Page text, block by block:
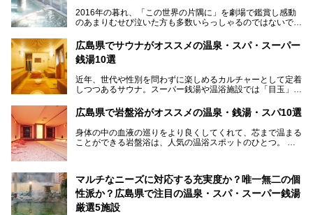
モン、全国にファンが多い広島風お好み焼きなどのグルメも
充実。
銭湯をご紹介します。
2016年の暮れ、「この世界の片隅に」を劇場で鑑賞し感動
のあまりむせび泣いた方も多数いらっしゃるのではないでし
あの夏のヒロシマを生きた主人公すずさんの笑顔が、今もど
こかに輝きつづけていることをふと思い浮かべます。
そんな映画の舞台となった広島県呉市を中心に、広島のおす
広島県でサウナがオススメの温泉・スパ・スーパー
銭湯10選
近年、世代や性別を問わずに楽しめるカルチャーとして定着
しつつあるサウナ。スーパー銭湯や温浴施設では「目玉」と
わりと身体の内部を温めて発汗を促すサウナは、リフレッシ
ュ効果はもちろん、代謝が高まり健康や美容にも良い影響が
期待されます。今回はそんなサウナにこだわった、広島県内
のオススメ温泉・銭湯・スパ10ヶ所を紹介させていただき
ます。
広島県で岩盤浴がオススメの温泉・銭湯・スパ10選
身体の中の血液の巡りをより良くしてくれて、芯まで温まる
ことができる岩盤浴は、人気の温浴スポットのひとつ。
る、広島県でオススメの温泉・銭湯・スパをご紹介していき
ます！
マルチなニーズに対応する充実度か？唯一無二の個
性派か？広島県で注目の温泉・スパ・スーパー銭湯
厳選5施設